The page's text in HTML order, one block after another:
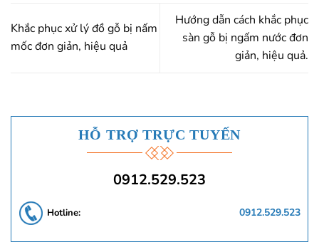
Khắc phục xử lý đồ gỗ bị nấm
mốc đơn giản, hiệu quả
Hướng dẫn cách khắc phục
sàn gỗ bị ngấm nước đơn
giản, hiệu quả.
HỖ TRỢ TRỰC TUYẾN
0912.529.523
Hotline: 0912.529.523